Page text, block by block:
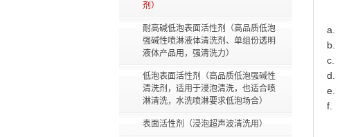
剂）
耐高碱低泡表面活性剂（高品质低泡
强碱性喷淋液体清洗剂、单组份透明
液体产品用，强清洗力）
低泡表面活性剂（高品质低泡强碱性
清洗剂，适用于浸泡清洗，也适合喷
淋清洗，水洗喷淋要求低泡场合）
表面活性剂（浸泡超声波清洗用）
a.
b.
c.
d.
e.
f.